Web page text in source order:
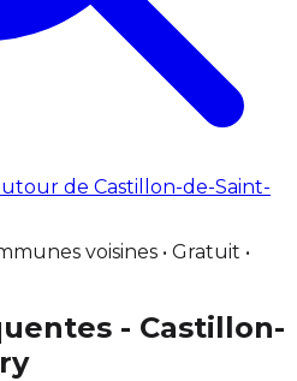
de Castillon-de-Saint-
voisines • Gratuit •
- Castillon-